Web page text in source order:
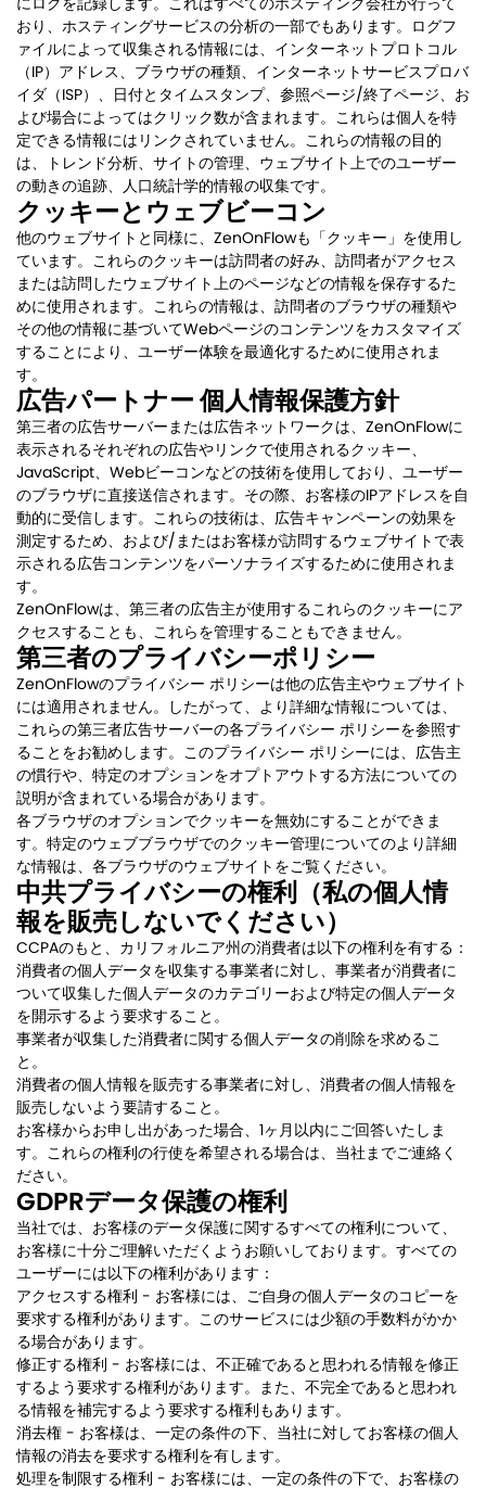
おり、ホスティングサービスの分析の一部でもあります。ログフ
ァイルによって収集される情報には、インターネットプロトコル
（IP）アドレス、ブラウザの種類、インターネットサービスプロバ
イダ（ISP）、日付とタイムスタンプ、参照ページ/終了ページ、お
よび場合によってはクリック数が含まれます。これらは個人を特
定できる情報にはリンクされていません。これらの情報の目的
は、トレンド分析、サイトの管理、ウェブサイト上でのユーザー
の動きの追跡、人口統計学的情報の収集です。
クッキーとウェブビーコン
他のウェブサイトと同様に、ZenOnFlowも「クッキー」を使用し
ています。これらのクッキーは訪問者の好み、訪問者がアクセス
または訪問したウェブサイト上のページなどの情報を保存するた
めに使用されます。これらの情報は、訪問者のブラウザの種類や
その他の情報に基づいてWebページのコンテンツをカスタマイズ
することにより、ユーザー体験を最適化するために使用されま
す。
広告パートナー 個人情報保護方針
第三者の広告サーバーまたは広告ネットワークは、ZenOnFlowに
表示されるそれぞれの広告やリンクで使用されるクッキー、
JavaScript、Webビーコンなどの技術を使用しており、ユーザー
のブラウザに直接送信されます。その際、お客様のIPアドレスを自
動的に受信します。これらの技術は、広告キャンペーンの効果を
測定するため、および/またはお客様が訪問するウェブサイトで表
示される広告コンテンツをパーソナライズするために使用されま
す。
ZenOnFlowは、第三者の広告主が使用するこれらのクッキーにア
クセスすることも、これらを管理することもできません。
第三者のプライバシーポリシー
ZenOnFlowのプライバシー ポリシーは他の広告主やウェブサイト
には適用されません。したがって、より詳細な情報については、
これらの第三者広告サーバーの各プライバシー ポリシーを参照す
ることをお勧めします。このプライバシー ポリシーには、広告主
の慣行や、特定のオプションをオプトアウトする方法についての
説明が含まれている場合があります。
各ブラウザのオプションでクッキーを無効にすることができま
す。特定のウェブブラウザでのクッキー管理についてのより詳細
な情報は、各ブラウザのウェブサイトをご覧ください。
中共プライバシーの権利（私の個人情
報を販売しないでください）
CCPAのもと、カリフォルニア州の消費者は以下の権利を有する：
消費者の個人データを収集する事業者に対し、事業者が消費者に
ついて収集した個人データのカテゴリーおよび特定の個人データ
を開示するよう要求すること。
事業者が収集した消費者に関する個人データの削除を求めるこ
と。
消費者の個人情報を販売する事業者に対し、消費者の個人情報を
販売しないよう要請すること。
お客様からお申し出があった場合、1ヶ月以内にご回答いたしま
す。これらの権利の行使を希望される場合は、当社までご連絡く
ださい。
GDPRデータ保護の権利
当社では、お客様のデータ保護に関するすべての権利について、
お客様に十分ご理解いただくようお願いしております。すべての
ユーザーには以下の権利があります：
アクセスする権利 - お客様には、ご自身の個人データのコピーを
要求する権利があります。このサービスには少額の手数料がかか
る場合があります。
修正する権利 - お客様には、不正確であると思われる情報を修正
するよう要求する権利があります。また、不完全であると思われ
る情報を補完するよう要求する権利もあります。
消去権 - お客様は、一定の条件の下、当社に対してお客様の個人
情報の消去を要求する権利を有します。
処理を制限する権利 - お客様には、一定の条件の下で、お客様の